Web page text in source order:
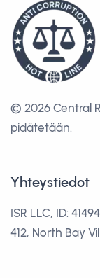
© 2026 Central
pidätetään.
Yhteystiedot
ISR LLC, ID:
412, North Bay